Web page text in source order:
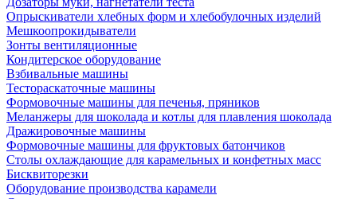
Опрыскиватели хлебных форм и хлебобулочных изделий
Мешкоопрокидыватели
Зонты вентиляционные
Кондитерское оборудование
Взбивальные машины
Тестораскаточные машины
Формовочные машины для печенья, пряников
Меланжеры для шоколада и котлы для плавления шоколада
Дражировочные машины
Формовочные машины для фруктовых батончиков
Столы охлаждающие для карамельных и конфетных масс
Бисквиторезки
Оборудование производства карамели